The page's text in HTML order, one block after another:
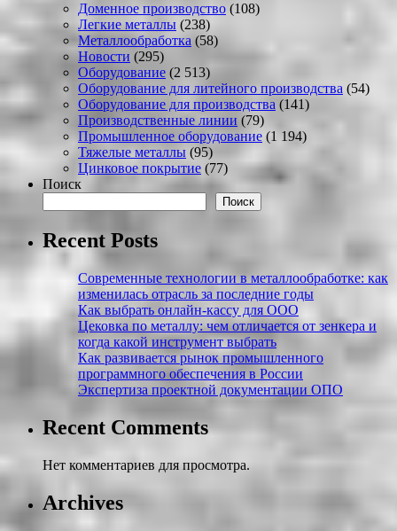
Доменное производство (108)
Легкие металлы (238)
Металлообработка (58)
Новости (295)
Оборудование (2 513)
Оборудование для литейного производства (54)
Оборудование для производства (141)
Производственные линии (79)
Промышленное оборудование (1 194)
Тяжелые металлы (95)
Цинковое покрытие (77)
Поиск
Поиск
Recent Posts
Современные технологии в металлообработке: как
изменилась отрасль за последние годы
Как выбрать онлайн-кассу для ООО
Цековка по металлу: чем отличается от зенкера и
когда какой инструмент выбрать
Как развивается рынок промышленного
программного обеспечения в России
Экспертиза проектной документации ОПО
Recent Comments
Нет комментариев для просмотра.
Archives